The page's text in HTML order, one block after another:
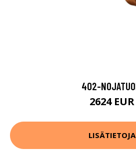
402-
2624 EUR
LISÄTIETOJA